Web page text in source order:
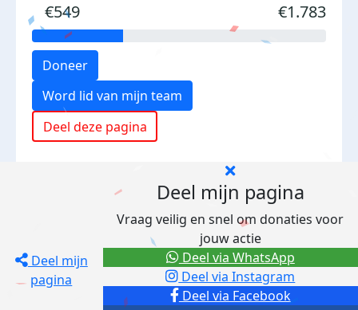
€549 €1.783
Doneer
Word lid van mijn team
Deel deze pagina
Deel mijn
pagina
Deel mijn pagina
Vraag veilig en snel om donaties voor
jouw actie
Deel via Facebook
Deel via Instagram
Deel via WhatsApp